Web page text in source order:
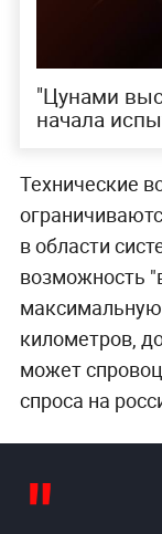
"Цунами
начала
Технические
в области
возможность
максимальную
километров,
может
спроса на